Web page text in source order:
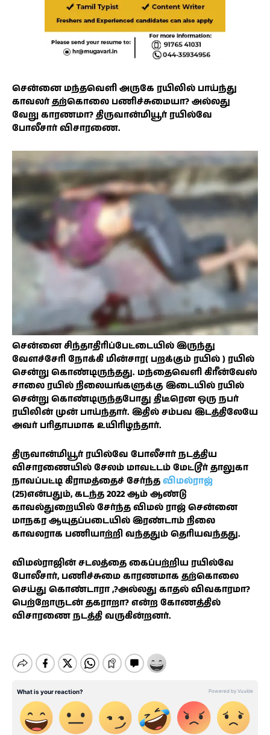
சென்னை மந்தவெளி அருகே ரயிலில் பாய்ந்து
காவலர் தற்கொலை பணிச்சுமையா? அல்லது
வேறு காரணமா? திருவான்மியூர் ரயில்வே
போலீசார் விசாரணை.
சென்னை சிந்தாதிரிப்பேட்டையில் இருந்து
வேளச்சேரி நோக்கி மின்சார( பறக்கும் ரயில் ) ரயில்
சென்று கொண்டிருந்தது. மந்தைவெளி கிரீன்வேஸ்
சாலை ரயில் நிலையங்களுக்கு இடையில் ரயில்
சென்று கொண்டிருந்தபோது திடீரென ஒரு நபர்
ரயிலின் முன் பாய்ந்தார். இதில் சம்பவ இடத்திலேயே
அவர் பரிதாபமாக உயிரிழந்தார்.
திருவான்மியூர் ரயில்வே போலீசார் நடத்திய
விசாரணையில் சேலம் மாவட்டம் மேட்டூர் தாலுகா
நாவப்பட்டி கிராமத்தைச் சேர்ந்தவிமல்ராஜ்
(25)என்பதும், கடந்த 2022 ஆம் ஆண்டு
காவல்துறையில் சேர்ந்த விமல் ராஜ் சென்னை
மாநகர ஆயுதப்படையில் இரண்டாம் நிலை
காவலராக பணியாற்றி வந்ததும் தெரியவந்தது.
விமல்ராஜின் சடலத்தை கைப்பற்றிய ரயில்வே
போலீசார், பணிச்சுமை காரணமாக தற்கொலை
செய்து கொண்டாரா ,?அல்லது காதல் விவகாரமா?
பெற்றோருடன் தகராறா? என்ற கோணத்தில்
விசாரணை நடத்தி வருகின்றனர்.